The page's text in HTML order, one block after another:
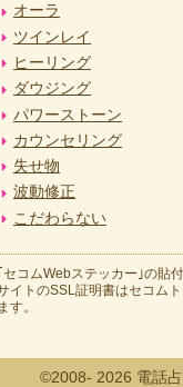
オーラ
ツインレイ
ヒーリング
ダウジング
パワーストーン
カウンセリング
失せ物
波動修正
こだわらない
コムWebステッカー｣の貼
イトのSSL証明書はセコム
す。
©2008- 2026 電話